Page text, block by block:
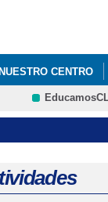
CENTRO
AULAS POR LA